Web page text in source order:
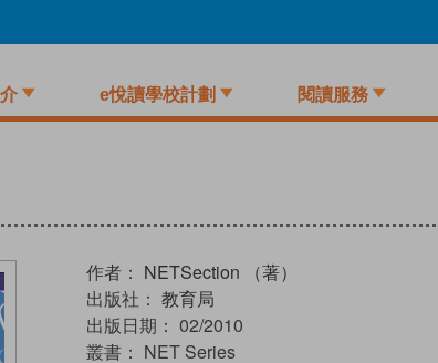
e悅讀學校計劃 閱讀服務
作者： NETSection （著）
出版社： 教育局
出版日期： 02/2010
叢書： NET Series